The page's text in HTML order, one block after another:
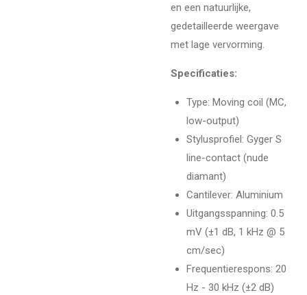
en een natuurlijke,
gedetailleerde weergave
met lage vervorming.
Specificaties:
Type: Moving coil (MC,
low-output)
Stylusprofiel: Gyger S
line-contact (nude
diamant)
Cantilever: Aluminium
Uitgangsspanning: 0.5
mV (±1 dB, 1 kHz @ 5
cm/sec)
Frequentierespons: 20
Hz - 30 kHz (±2 dB)